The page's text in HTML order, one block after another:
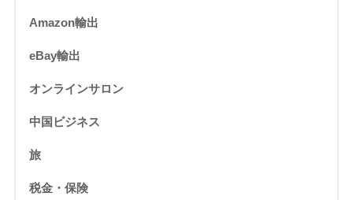
Amazon輸出
eBay輸出
オンラインサロン
中国ビジネス
旅
税金・保険